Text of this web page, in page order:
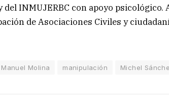
INMUJERBC con apoyo
de Asociaciones Civiles y
Molina manipulación Michel